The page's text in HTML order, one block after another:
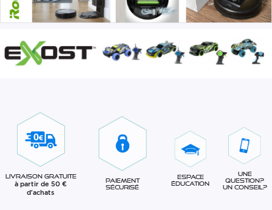
Livraison gratuite
à partir de 50 €
d'achats
Paiement
sécurisé
Espace
éducation
Une
question?
Un conseil?